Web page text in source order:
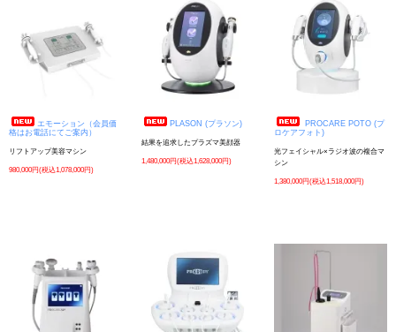
エモーション（会員価
格はお電話にてご案内）
リフトアップ美容マシン
980,000円(税込1,078,000円)
PLASON (プラソン)
結果を追求したプラズマ美顔器
1,480,000円(税込1,628,000円)
PROCARE POTO (プ
ロケアフォト)
光フェイシャル×ラジオ波の複合マ
シン
1,380,000円(税込1,518,000円)